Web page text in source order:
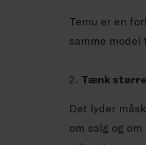
Temu er en
samme
Tænk
Det lyder
om salg og